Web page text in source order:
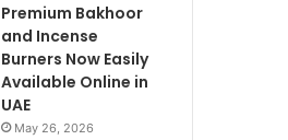
Premium Bakhoor
and Incense
Burners Now Easily
Available Online in
UAE
May 26, 2026